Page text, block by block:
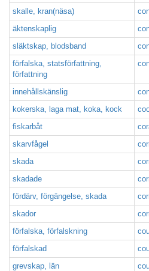
skalle, kran(näsa)
äktenskaplig
släktskap, blodsband
förfalska, statsförfattning,
författning
innehållskänslig
kokerska, laga mat, koka, kock
fiskarbåt
skarvfågel
skada
skadade
fördärv, förgängelse, skada
skador
förfalska, förfalskning
förfalskad
grevskap, län